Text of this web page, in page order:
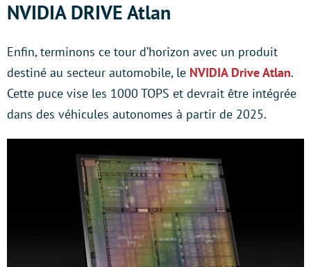
NVIDIA DRIVE Atlan
Enfin, terminons ce tour d’horizon avec un produit
destiné au secteur automobile, le NVIDIA Drive Atlan.
Cette puce vise les 1000 TOPS et devrait être intégrée
dans des véhicules autonomes à partir de 2025.